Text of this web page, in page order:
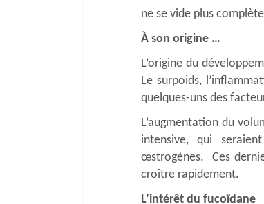
ne se vide plus
À son origine …
L’origine du
Le surpoids,
quelques-uns des
L’augmentation du
intensive, qui
œstrogènes. Ces
croître rapidement.
L’intérêt du fucoïdane